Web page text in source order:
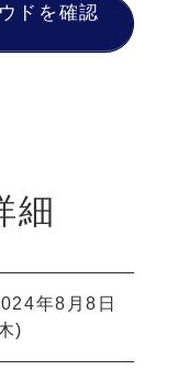
ドを確認
細
年8月8日
)